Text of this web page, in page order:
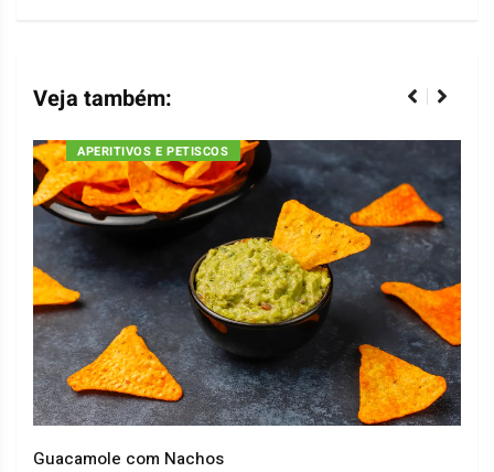
Veja também:
APERITIVOS E PETISCOS
Guacamole com Nachos